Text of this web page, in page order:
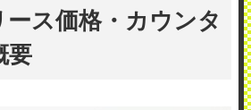
ース価格・カウンタ
要